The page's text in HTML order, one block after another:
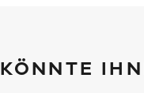
KÖNNTE